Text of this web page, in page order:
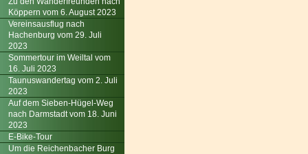
Köppern vom 6. August 2023
Vereinsausflug nach
Hachenburg vom 29. Juli
2023
Sommertour im Weiltal vom
16. Juli 2023
Taunuswandertag vom 2. Juli
2023
Auf dem Sieben-Hügel-Weg
nach Darmstadt vom 18. Juni
2023
E-Bike-Tour
Um die Reichenbacher Burg